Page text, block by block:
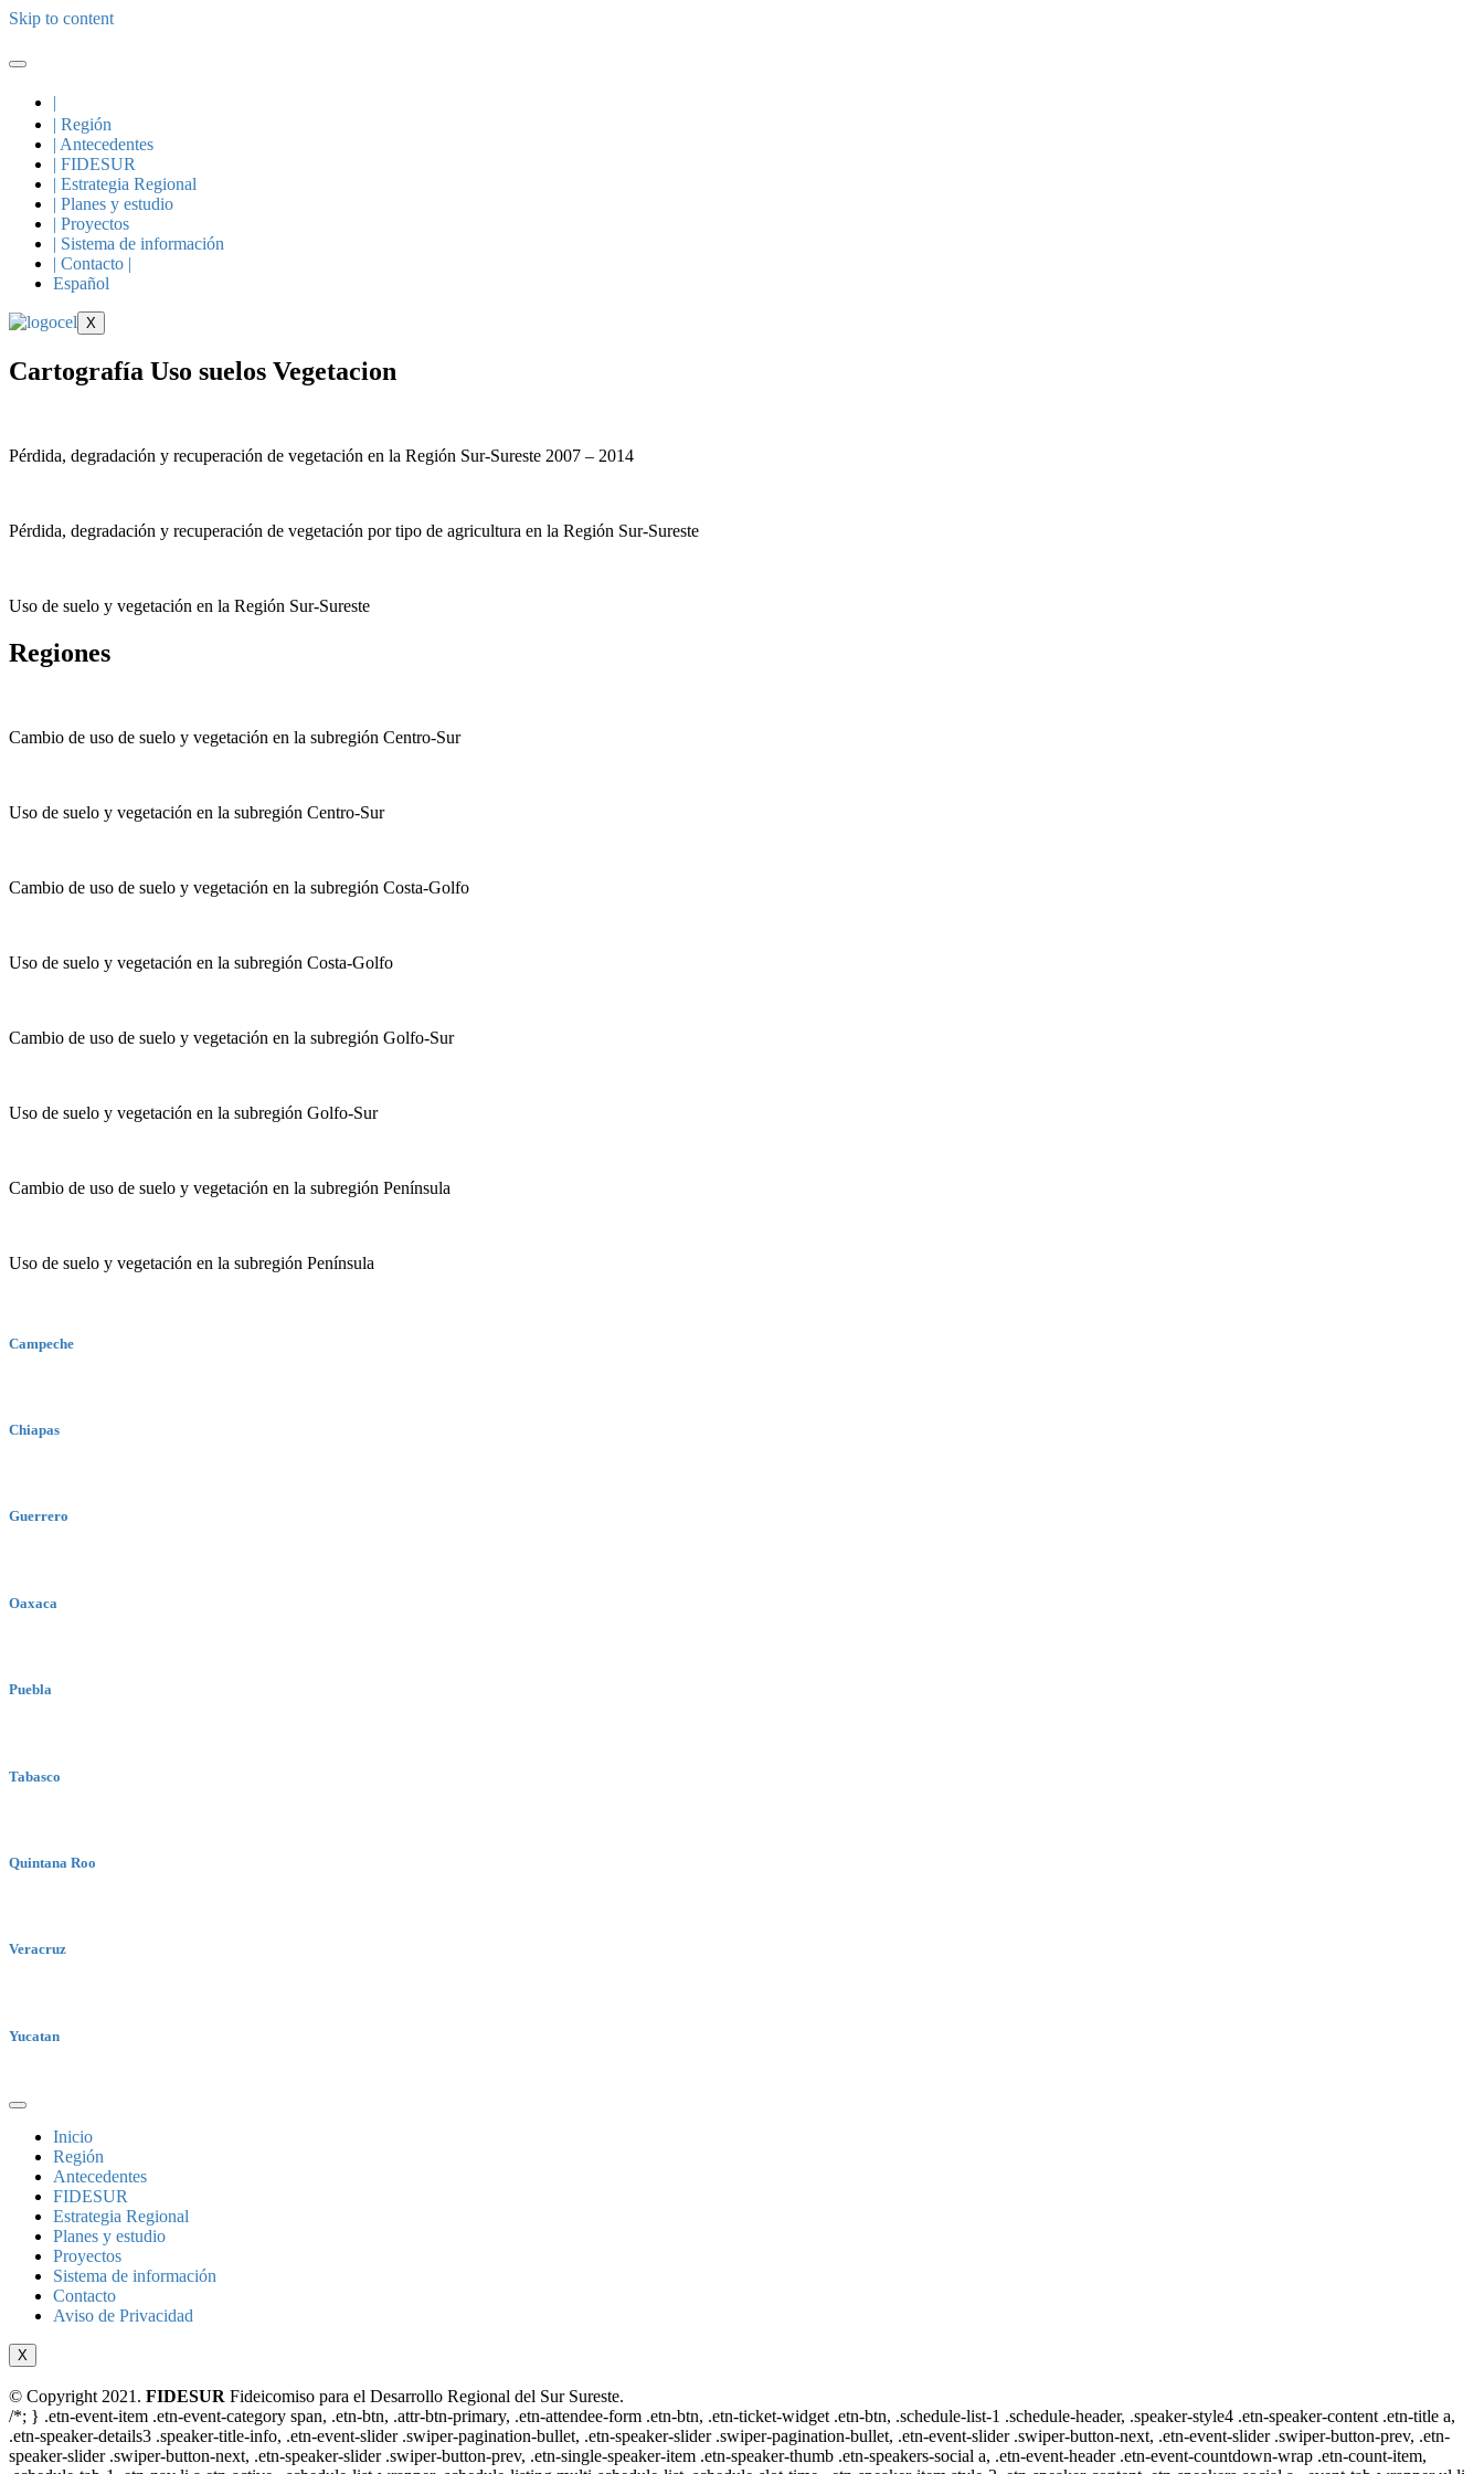
Skip to content
|
| Región
| Antecedentes
| FIDESUR
| Estrategia Regional
| Planes y estudio
| Proyectos
| Sistema de información
| Contacto |
Español
X
Cartografía Uso suelos Vegetacion
Pérdida, degradación y recuperación de vegetación en la Región Sur-Sureste 2007 – 2014
Pérdida, degradación y recuperación de vegetación por tipo de agricultura en la Región Sur-Sureste
Uso de suelo y vegetación en la Región Sur-Sureste
Regiones
Cambio de uso de suelo y vegetación en la subregión Centro-Sur
Uso de suelo y vegetación en la subregión Centro-Sur
Cambio de uso de suelo y vegetación en la subregión Costa-Golfo
Uso de suelo y vegetación en la subregión Costa-Golfo
Cambio de uso de suelo y vegetación en la subregión Golfo-Sur
Uso de suelo y vegetación en la subregión Golfo-Sur
Cambio de uso de suelo y vegetación en la subregión Península
Uso de suelo y vegetación en la subregión Península
Campeche
Chiapas
Guerrero
Oaxaca
Puebla
Tabasco
Quintana Roo
Veracruz
Yucatan
Inicio
Región
Antecedentes
FIDESUR
Estrategia Regional
Planes y estudio
Proyectos
Sistema de información
Contacto
Aviso de Privacidad
X
© Copyright 2021. FIDESUR Fideicomiso para el Desarrollo Regional del Sur Sureste.
/*; } .etn-event-item .etn-event-category span, .etn-btn, .attr-btn-primary, .etn-attendee-form .etn-btn, .etn-ticket-widget .etn-btn, .schedule-list-1 .schedule-header, .speaker-style4 .etn-speaker-content .etn-title a,
.etn-speaker-details3 .speaker-title-info, .etn-event-slider .swiper-pagination-bullet, .etn-speaker-slider .swiper-pagination-bullet, .etn-event-slider .swiper-button-next, .etn-event-slider .swiper-button-prev, .etn-
speaker-slider .swiper-button-next, .etn-speaker-slider .swiper-button-prev, .etn-single-speaker-item .etn-speaker-thumb .etn-speakers-social a, .etn-event-header .etn-event-countdown-wrap .etn-count-item,